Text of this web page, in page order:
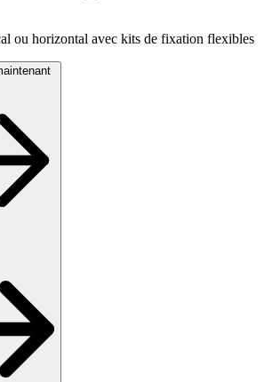
ou horizontal avec kits de fixation flexibles